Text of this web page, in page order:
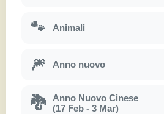
🐾 Animali
🎆 Anno nuovo
🐉
Anno Nuovo Cinese
(17 Feb - 3 Mar)